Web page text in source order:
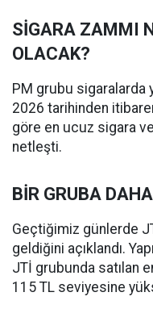
SİGARA ZAMMI
OLACAK?
PM grubu
2026 tarihinden
göre en ucuz sigara
netleşti.
BİR GRUBA
Geçtiğimiz günlerde
geldiğini açıklandı.
JTİ grubunda satılan
115 TL seviyesine